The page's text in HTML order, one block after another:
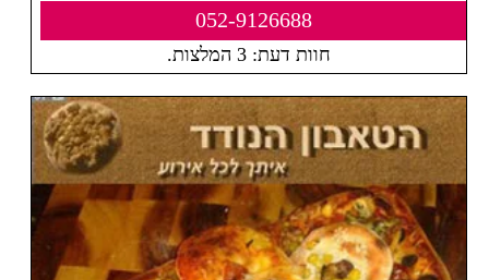
052-9126688
חוות דעת: 3 המלצות.